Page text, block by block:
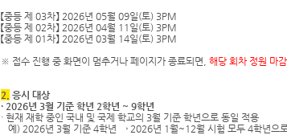
【중등 제 03차】 2026년 05월 09일(토) 3PM
【중등 제 02차】 2026년 04월 11일(토) 3PM
【중등 제 01차】 2026년 03월 14일(토) 3PM
※ 접수 진행 중 화면이 멈추거나 페이지가 종료되면, 해당 회차 정원 마
2. 응시 대상
· 2026년 3월 기준 학년 2학년 ~ 9학년
· 현재 재학 중인 국내 및 국제 학교의 3월 기준 학년으로 동일 적용
예) 2026년 3월 기준 4학년 → 2026년 1월~12월 시험 모두 4학년으